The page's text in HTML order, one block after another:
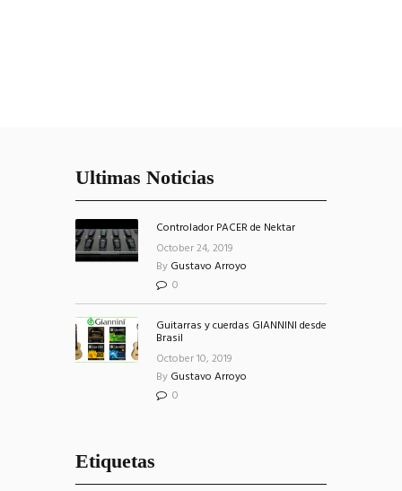
Ultimas Noticias
Controlador PACER de Nektar
October 24, 2019
By Gustavo Arroyo
0
Guitarras y cuerdas GIANNINI desde
Brasil
October 10, 2019
By Gustavo Arroyo
0
Etiquetas